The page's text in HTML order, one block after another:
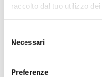
raccolto dal tuo utilizzo
delNecessari
Preferenze
28.07.25